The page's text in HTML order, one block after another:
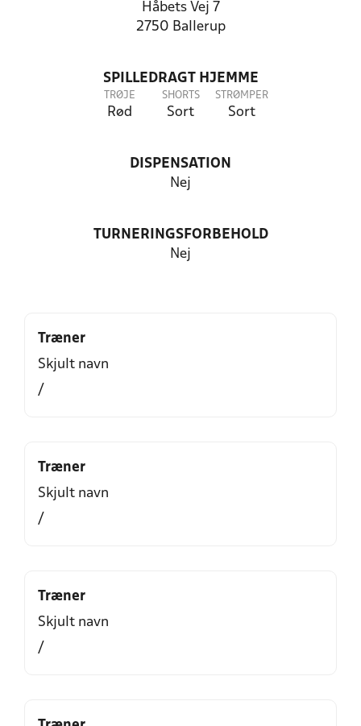
Håbets Vej 7
2750 Ballerup
SPILLEDRAGT HJEMME
TRØJE
Rød
SHORTS
Sort
STRØMPER
Sort
DISPENSATION
Nej
TURNERINGSFORBEHOLD
Nej
Træner
Skjult navn
/
Træner
Skjult navn
/
Træner
Skjult navn
/